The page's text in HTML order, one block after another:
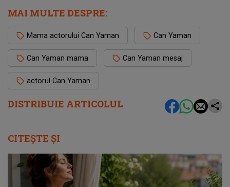
DISTRIBUIE ARTICOLUL
MAI MULTE DESPRE:
Mama actorului Can Yaman Can Yaman
Can Yaman mama Can Yaman mesaj
actorul Can Yaman
CITEȘTE ȘI